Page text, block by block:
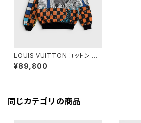
LOUIS VUITTON コットン ジ
ャカード クルーネック L
¥89,800
同じカテゴリの商品